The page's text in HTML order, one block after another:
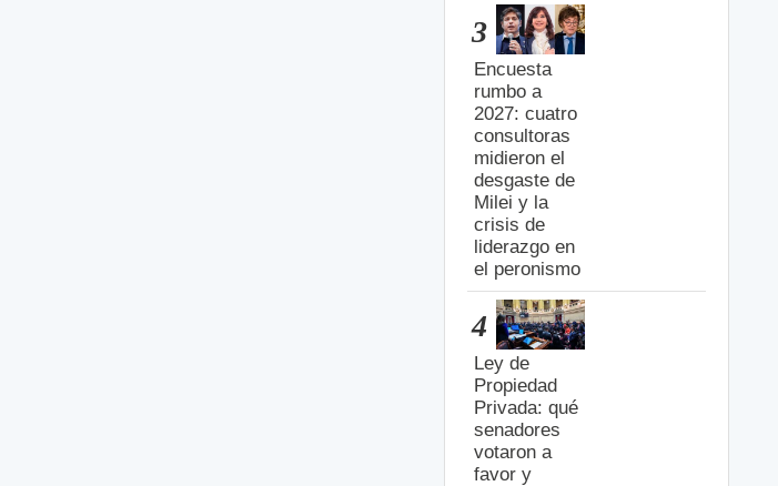
3
Encuesta
rumbo a
2027: cuatro
consultoras
midieron el
desgaste de
Milei y la
crisis de
liderazgo en
el peronismo
4
Ley de
Propiedad
Privada: qué
senadores
votaron a
favor y